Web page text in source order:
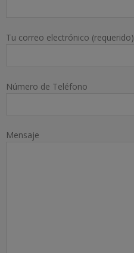
Tu correo electrónico (requerido)
Número de Teléfono
Mensaje